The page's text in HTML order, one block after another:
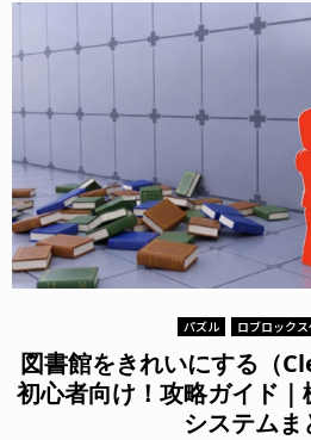
パズル ロブロック
図書館をきれいにする（
初心者向け！攻略ガイド
システムま